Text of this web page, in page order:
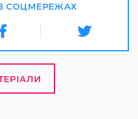
СОЦМЕРЕЖАХ